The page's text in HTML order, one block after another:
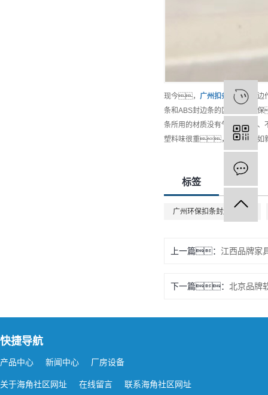
现今， 广州扣条封边条
封
条和ABS封边条的区别——环
条所用的材质没有气味
塑料味很重，气味日久如
标签
广州环保扣条封边条订做
上一篇： 江西品牌家
下一篇： 北京品牌
快捷导航
产品中心 新闻中心 厂房设备
关于海角社区网址 在线留言 联系海角社区网址